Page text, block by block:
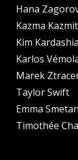
Hana
Kazma
Kim
Karlos
Marek
Taylor Swift
Emma
Timothée